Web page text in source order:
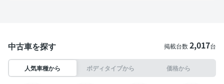
中古車を探す 掲載台数2,017台
人気車種から ボディタイプから 価格から